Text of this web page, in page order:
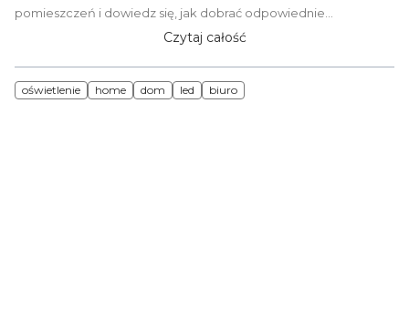
pomieszczeń i dowiedz się, jak dobrać odpowiednie
oświetlenie LED. Prosty poradnik, konkretne wartości i
z normami. Dobierz z nami idealne źródła światła!
Czytaj całość
oświetlenie home dom led biuro